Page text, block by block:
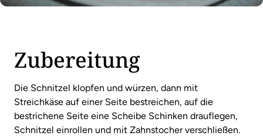
Zubereitung
Die Schnitzel klopfen und würzen, dann mit
Streichkäse auf einer Seite bestreichen, auf die
bestrichene Seite eine Scheibe Schinken drauflegen,
Schnitzel einrollen und mit Zahnstocher verschließen.